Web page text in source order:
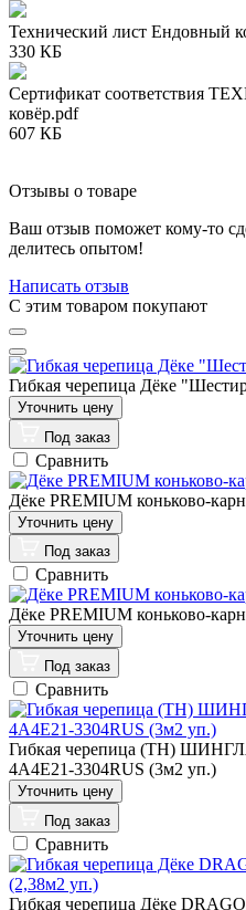
Технический лист Ендовный
330 КБ
Сертификат соответствия
ковёр.pdf
607 КБ
Отзывы о товаре
Ваш отзыв поможет кому-то
делитесь опытом!
Написать отзыв
C этим товаром покупают
Гибкая черепица Дёке
Под заказ
Сравнить
Дёке PREMIUM коньково-
Под заказ
Сравнить
Дёке PREMIUM коньково-
Под заказ
Сравнить
Гибкая черепица (ТН)
4A4Е21-3304RUS (3м2 уп.)
Под заказ
Сравнить
Гибкая черепица Дёке